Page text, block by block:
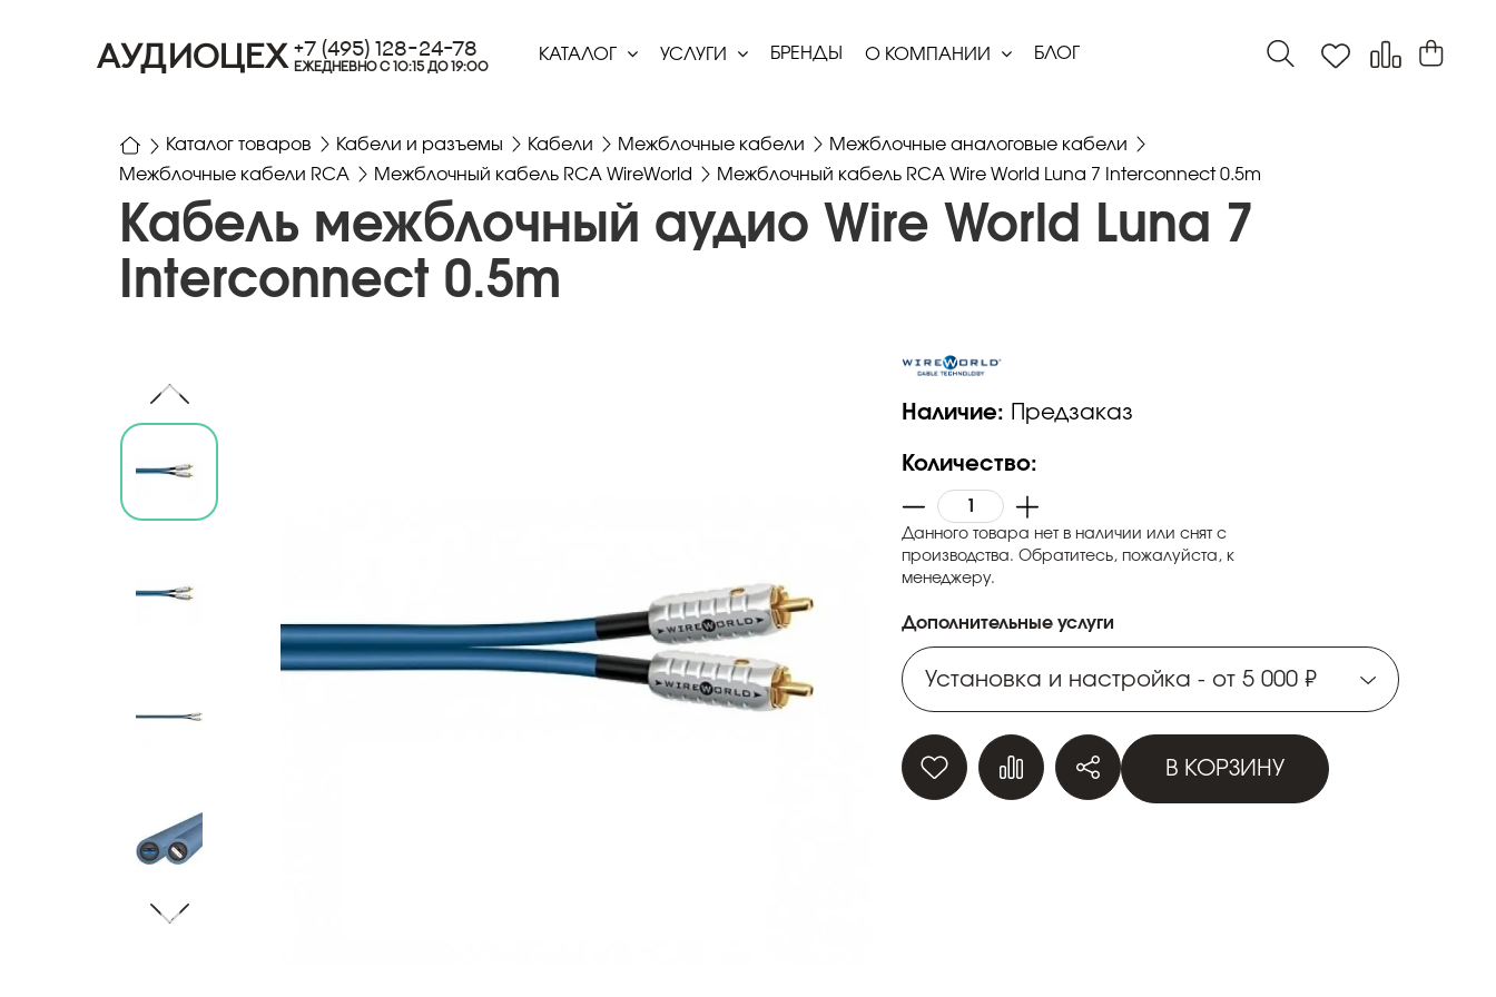
АУДИОЦЕХ +7 (495) 128-24-78
ЕЖЕДНЕВНО С 10:15 ДО 19:00
КАТАЛОГ УСЛУГИ БРЕНДЫ О КОМПАНИИ БЛОГ
Каталог товаров Кабели и разъемы Кабели Межблочные кабели
Межблочные аналоговые кабели
Межблочные кабели RCA
Межблочный кабель RCA WireWorld Межблочный кабель RCA Wire World Luna 7 Interconnect 0.5m
Кабель межблочный аудио Wire World Luna 7
Interconnect 0.5m
Наличие: Предзаказ
Количество:
Данного товара нет в наличии или снят с
производства. Обратитесь, пожалуйста, к
менеджеру.
Дополнительные услуги
Установка и настройка - от 5 000 ₽
Установка и настройка - от 5 000 ₽
Установка и настройка - от 5 000 ₽
В КОРЗИНУ